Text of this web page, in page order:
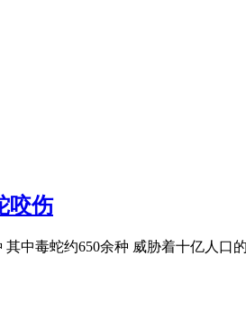
咬伤
中毒蛇约650余种 威胁着十亿人